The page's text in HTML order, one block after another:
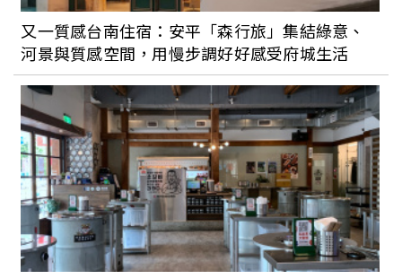
又一質感台南住宿：安平「森行旅」集結綠意、
河景與質感空間，用慢步調好好感受府城生活